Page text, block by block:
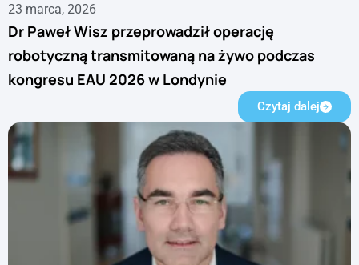
23 marca, 2026
Dr Paweł Wisz przeprowadził operację
robotyczną transmitowaną na żywo podczas
kongresu EAU 2026 w Londynie
Czytaj dalej